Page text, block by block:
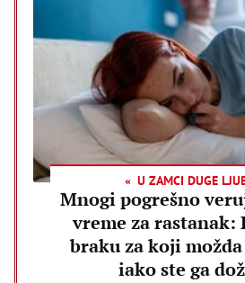
U ZAMCI DUGE
Mnogi pogrešno
vreme za rastanak:
braku za koji
iako ste ga